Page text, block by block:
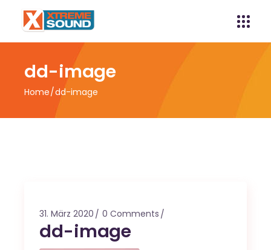
dd-image
Home dd-image
31. März 2020 0 Comments
dd-image